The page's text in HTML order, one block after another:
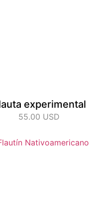
experimental
55.00 USD